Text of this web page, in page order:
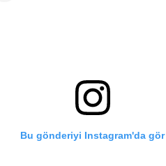
Bu gönderiyi Instagram'da gör